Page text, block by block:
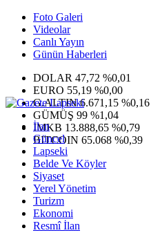
Foto Galeri
Videolar
Canlı Yayın
Günün Haberleri
DOLAR 47,72 %0,01
EURO 55,19 %0,00
G.ALTIN6.671,15 %0,16
GÜMÜŞ 99 %1,04
IMKB 13.888,65 %0,79
BITCOIN 65.068 %0,39
İlan
Güncel
Lapseki
Belde Ve Köyler
Siyaset
Yerel Yönetim
Turizm
Ekonomi
Resmî İlan